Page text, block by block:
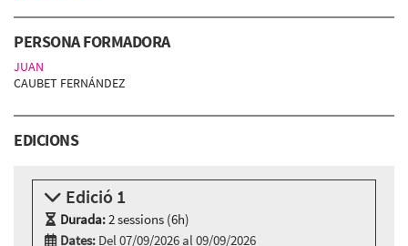
PERSONA FORMADORA
JUAN
CAUBET FERNÁNDEZ
EDICIONS
Edició 1
Durada:2 sessions (6h)
Dates: Del 07/09/2026 al 09/09/2026